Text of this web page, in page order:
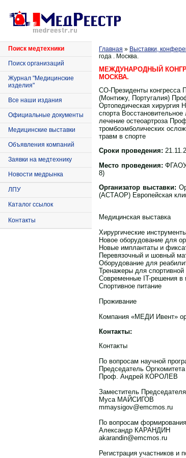
Поиск медтехники
Поиск организаций
Журнал "Медицинские
изделия"
Все наши издания
Официальные документы
Медицинские выставки
Объявления компаний
Заявки на медтехнику
Новости медрынка
ЛПУ
Каталог ссылок
Контакты
Главная » Выставки,
года . Москва.
МЕЖДУНАРОДНЫЙ
МОСКВА.
СО-Президенты
(Монтижу, Португалия)
Ортопедическая хирургия
спорта
лечение остеоартроза
тромбоэмболических
травм в спорте
Сроки проведения:
Место проведения: ФГАОУ
8)
Организатор выставки:
(АСТАОР) Европейская
Медицинская выставка
Хирургические
Новое оборудование для
Новые имплантаты и
Перевязочный и шовный
Оборудование для
Тренажеры для
Современные IT-решения в
Спортивное питание
Проживание
Компания «МЕДИ Ивент»
Контакты:
Контакты
По вопросам научной
Председатель Оргкомитета
Проф. Андрей КОРОЛЕВ
Заместитель
Муса МАЙСИГОВ
mmaysigov@emcmos.ru
По вопросам
Александр КАРАНДИН
akarandin@emcmos.ru
Регистрация участников и